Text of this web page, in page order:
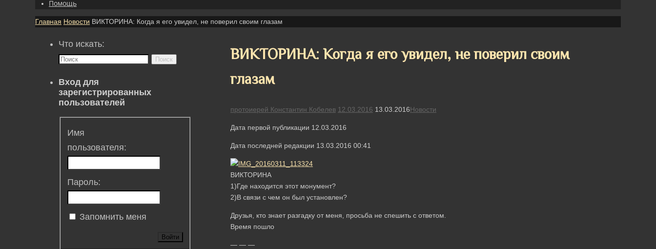
Помощь
Главная Новости ВИКТОРИНА: Когда я его увидел, не поверил своим глазам
ВИКТОРИНА: Когда я его увидел, не поверил своим
глазам
протоиерей Константин Кобелев 12.03.2016 13.03.2016Новости
Дата первой публикации 12.03.2016
Дата последней редакции 13.03.2016 00:41
ВИКТОРИНА
1)Где находится этот монумент?
2)В связи с чем он был установлен?
Друзья, кто знает разгадку от меня, просьба не спешить с ответом.
Время пошло
— — —
Что искать:
Поиск
Вход для
зарегистрированных
пользователей
Имя
пользователя:
Пароль:
Запомнить меня
Войти